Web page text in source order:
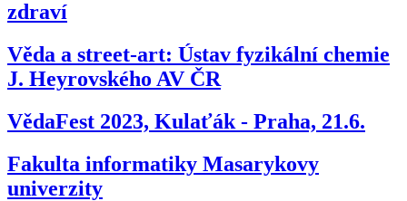
zdraví
Věda a street-art: Ústav fyzikální chemie
J. Heyrovského AV ČR
VědaFest 2023, Kulaťák - Praha, 21.6.
Fakulta informatiky Masarykovy
univerzity